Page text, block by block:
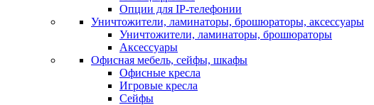
Опции для IP-телефонии
Уничтожители, ламинаторы, брошюраторы, аксессуары
Уничтожители, ламинаторы, брошюраторы
Аксессуары
Офисная мебель, сейфы, шкафы
Офисные кресла
Игровые кресла
Сейфы